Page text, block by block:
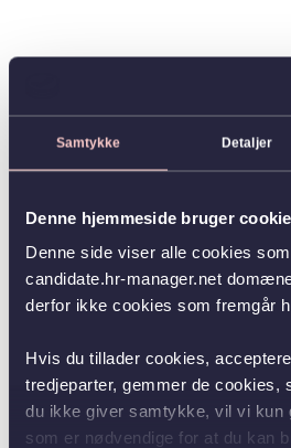
Samtykke Detaljer
Denne hjemmeside bruger
Denne side viser alle cookies
candidate.hr-manager.net
derfor ikke cookies som fremgår
Hvis du tillader cookies,
tredjeparter, gemmer de cookies,
du ikke giver samtykke, vil vi kun
som er nødvendige for at du kan